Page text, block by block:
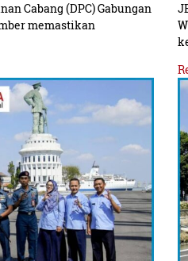
Cabang (DPC) Gabungan
memastikan